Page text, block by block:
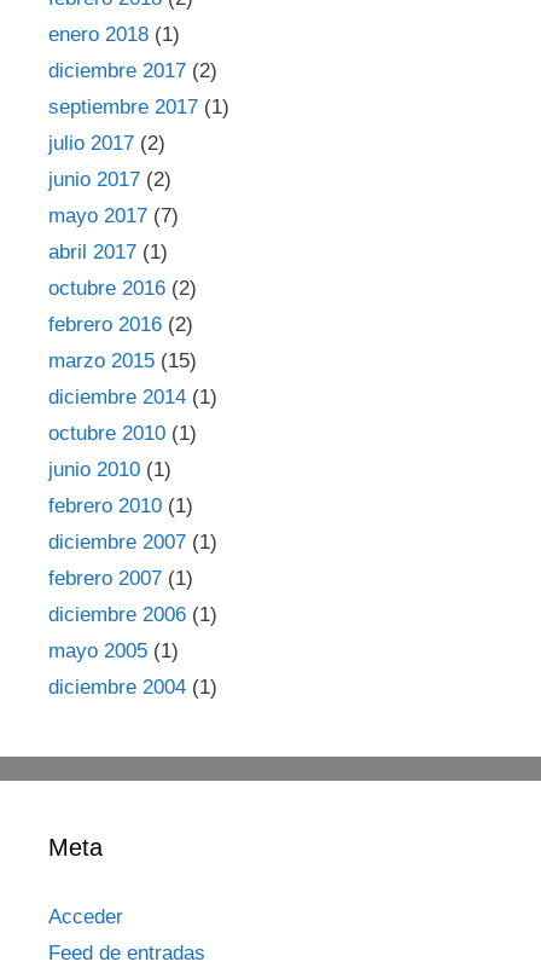
enero 2018 (1)
diciembre 2017 (2)
septiembre 2017 (1)
julio 2017 (2)
junio 2017 (2)
mayo 2017 (7)
abril 2017 (1)
octubre 2016 (2)
febrero 2016 (2)
marzo 2015 (15)
diciembre 2014 (1)
octubre 2010 (1)
junio 2010 (1)
febrero 2010 (1)
diciembre 2007 (1)
febrero 2007 (1)
diciembre 2006 (1)
mayo 2005 (1)
diciembre 2004 (1)
Meta
Acceder
Feed de entradas